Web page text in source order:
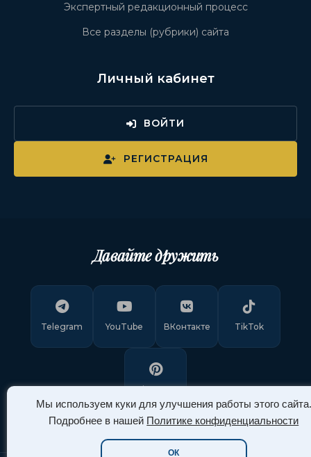
Мы используем куки для улучшения работы этого сайта.
Подробнее в нашей Политике конфиденциальности
ОК
Экспертный редакционный процесс
Все разделы (рубрики) сайта
Личный кабинет
ВОЙТИ
РЕГИСТРАЦИЯ
Давайте дружить
Telegram YouTube ВКонтакте TikTok
Pinterest